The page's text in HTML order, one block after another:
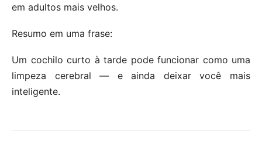
em adultos mais velhos.
Resumo em uma frase:
Um cochilo curto à tarde pode funcionar como uma
limpeza cerebral — e ainda deixar você mais
inteligente.